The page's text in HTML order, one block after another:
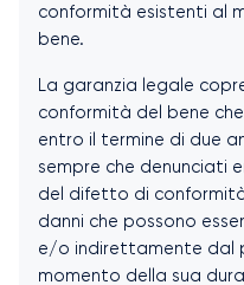
conformità esistenti al
bene.
La garanzia legale
conformità del bene
entro il termine di due
sempre che denunciati
del difetto di
danni che possono
e/o indirettamente dal
momento della sua